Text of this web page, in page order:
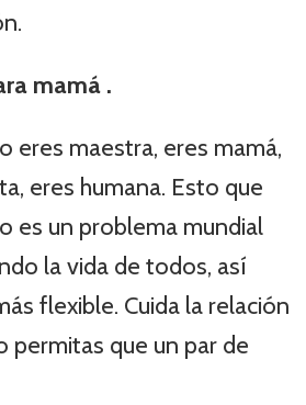
mamá .
eres maestra, eres mamá,
eres humana. Esto que
es un problema mundial
la vida de todos, así
flexible. Cuida la relación
permitas que un par de